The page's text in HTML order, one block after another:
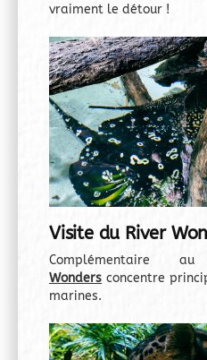
vraiment le détour !
Visite du River
Wonders concentre
marines.